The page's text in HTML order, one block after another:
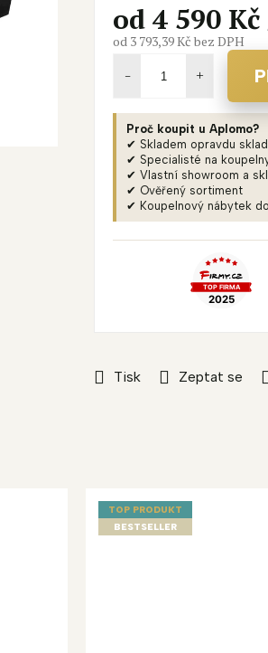
Tisk Zeptat se
od 4 590 Kč
od 3 793,39 Kč bez DPH
Proč koupit u Aplomo?
✔ Skladem opravdu
✔ Specialisté na
✔ Vlastní showroom a
✔ Ověřený sortiment
✔ Koupelnový nábytek
TOP PRODUKT
BESTSELLER